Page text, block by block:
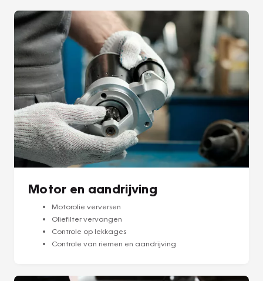
Motor en aandrijving
Motorolie verversen
Oliefilter vervangen
Controle op lekkages
Controle van riemen en aandrijving